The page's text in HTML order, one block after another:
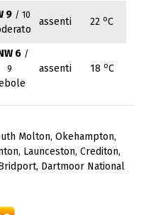
9 / 10
assenti 22 oC
6 /
9
assenti 18 oC
Molton, Okehampton,
, Launceston, Crediton,
, Dartmoor National